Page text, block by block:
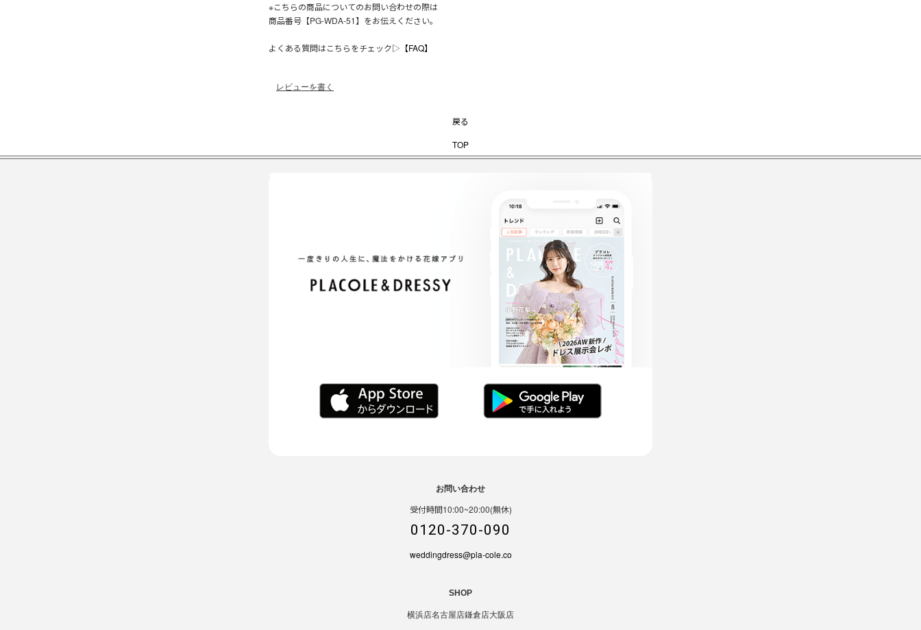
※こちらの商品についてのお問い合わせの際は
商品番号【PG-WDA-51】をお伝えください。
よくある質問はこちらをチェック▷ 【FAQ】
レビューを書く
戻る
TOP
お問い合わせ
受付時間10:00~20:00(無休)
0120-370-090
weddingdress@pla-cole.co
SHOP
横浜店名古屋店鎌倉店大阪店